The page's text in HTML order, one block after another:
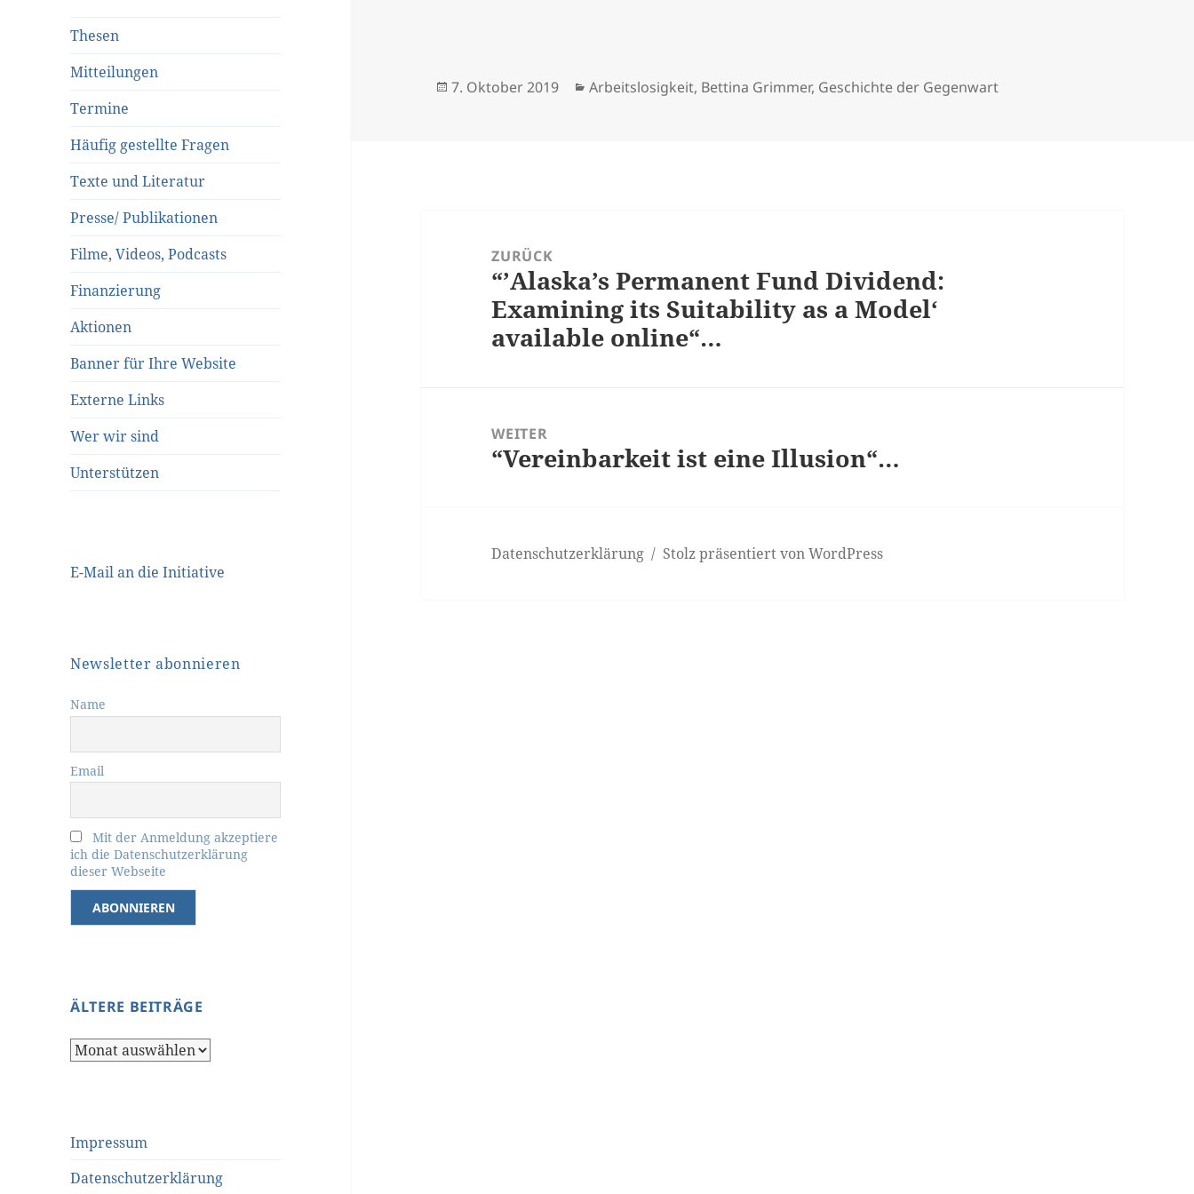
Thesen
Mitteilungen
Termine
Häufig gestellte Fragen
Texte und Literatur
Presse/ Publikationen
Filme, Videos, Podcasts
Finanzierung
Aktionen
Banner für Ihre Website
Externe Links
Wer wir sind
Unterstützen
E-Mail an die Initiative
Newsletter abonnieren
Name
Email
Mit der Anmeldung akzeptiere
ich die Datenschutzerklärung
dieser Webseite
ÄLTERE BEITRÄGE
Ältere
Impressum
Datenschutzerklärung
Veröffentlicht
7. Oktober 2019 Kategorien
Arbeitslosigkeit, Bettina Grimmer, Geschichte der Gegenwart
NavigationZURÜCK
Vorheriger
Beitrag:
“’Alaska’s Permanent Fund Dividend:
Examining its Suitability as a Model‘
available online“…
WEITER
Nächster
“Vereinbarkeit ist eine Illusion“…
Datenschutzerklärung Stolz präsentiert von WordPress